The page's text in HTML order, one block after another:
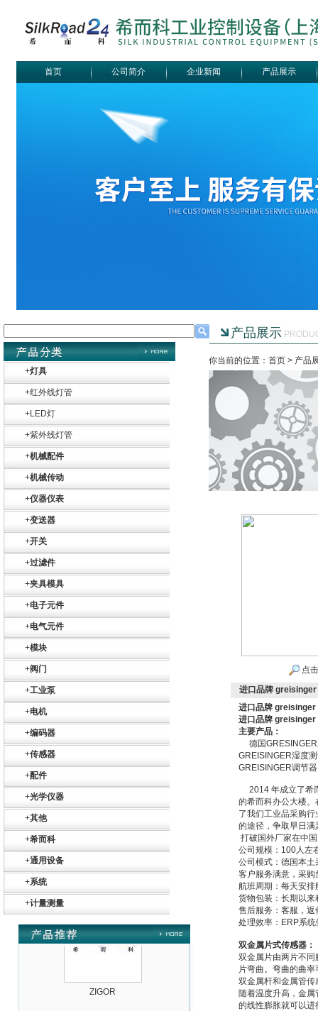
首页 公司简介 企业新闻 产品展示
+灯具
+红外线灯管
+LED灯
+紫外线灯管
+机械配件
+机械传动
+仪器仪表
+变送器
+开关
+过滤件
+夹具模具
+电子元件
+电气元件
+模块
+阀门
+工业泵
+电机
+编码器
+传感器
+配件
+光学仪器
+其他
+希而科
+通用设备
+系统
+计量测量
SR+KH-AFB AF24-
ZIGOR
产品展示
你当前的位置：首页 > 产品
点
进口品牌 greisinger
进口品牌
进口品牌
主要产品：
德国
GREISINGER湿度
GREISINGER调节
2014 年成立了希
的希而科办公大楼
了我们工业品采购
的途径，争取早日
打破国外厂家在中
公司规模：100人左
公司模式：德国本
客户服务满意，采购
航班周期：每天安
货物包装：长期以
售后服务：客服，
处理效率：ERP系
双金属片式传感器：
双金属片由两片不
片弯曲。弯曲的曲
双金属杆和金属管传
随着温度升高，金
的线性膨胀就可以